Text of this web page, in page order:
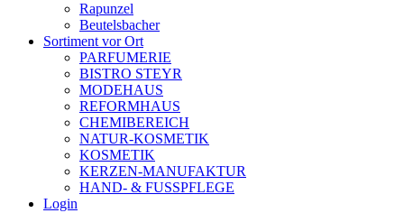
Rapunzel
Beutelsbacher
Sortiment vor Ort
PARFUMERIE
BISTRO STEYR
MODEHAUS
REFORMHAUS
CHEMIBEREICH
NATUR-KOSMETIK
KOSMETIK
KERZEN-MANUFAKTUR
HAND- & FUSSPFLEGE
Login